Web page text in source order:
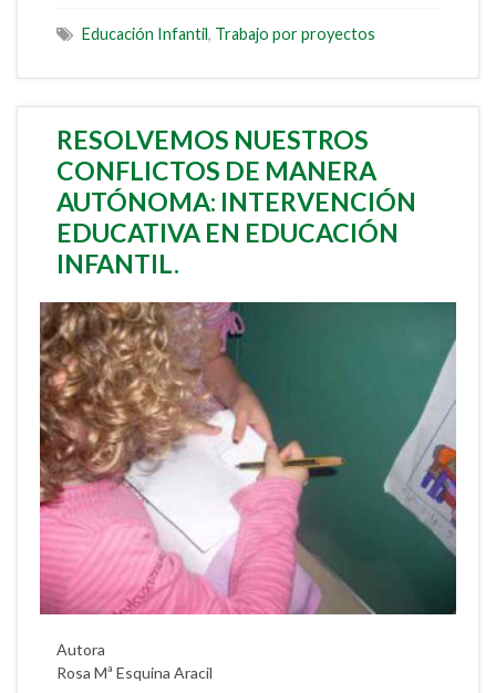
Educación Infantil, Trabajo por proyectos
RESOLVEMOS NUESTROS
CONFLICTOS DE MANERA
AUTÓNOMA: INTERVENCIÓN
EDUCATIVA EN EDUCACIÓN
INFANTIL.
Autora
Rosa Mª Esquina Aracil